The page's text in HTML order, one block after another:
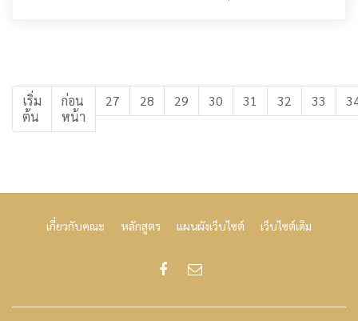
เริ่ม
ต้น
ก่อน
หน้า
27 28 29 30 31 32 33
เกี่ยวกับคณะ หลักสูตร แผนผังเว็บไซต์ เว็บไซต์เดิม